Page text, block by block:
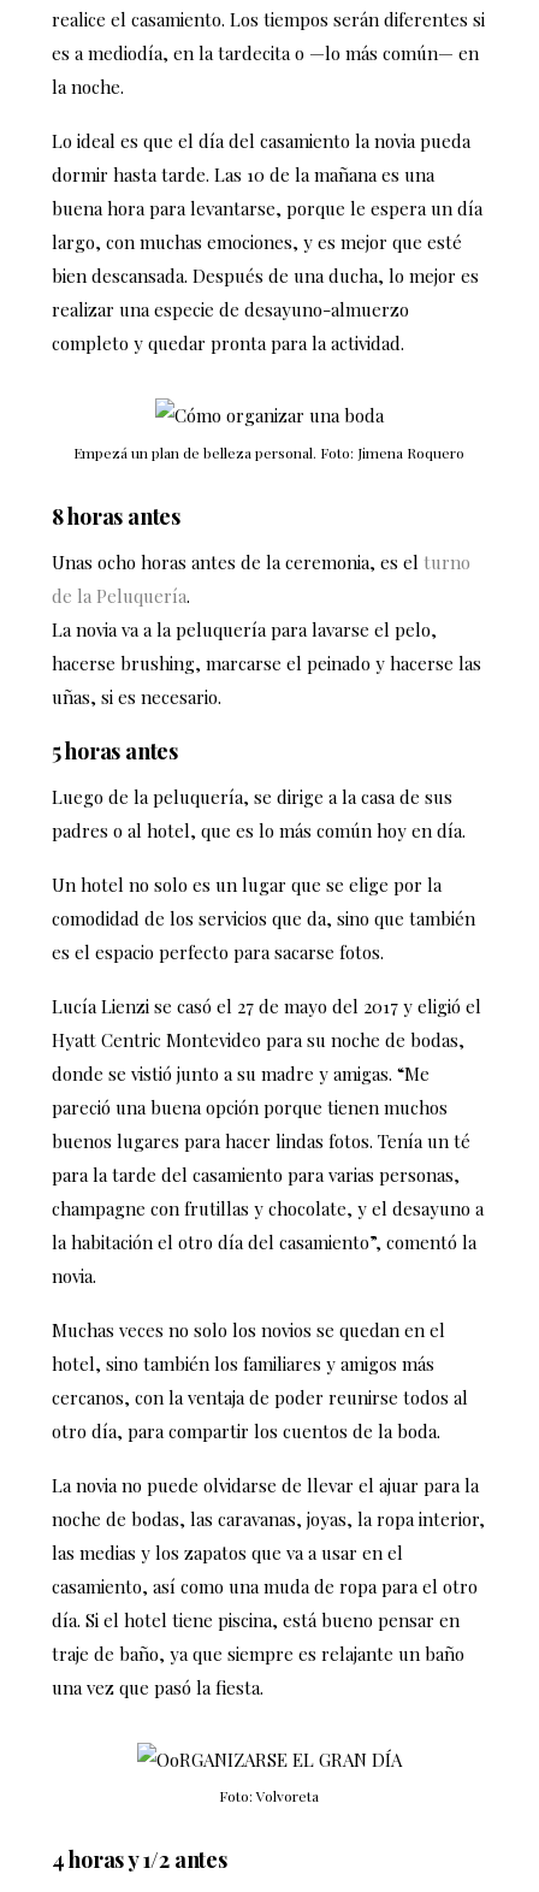
realice el casamiento. Los tiempos serán diferentes si
es a mediodía, en la tardecita o —lo más común— en
la noche.
Lo ideal es que el día del casamiento la novia pueda
dormir hasta tarde. Las 10 de la mañana es una
buena hora para levantarse, porque le espera un día
largo, con muchas emociones, y es mejor que esté
bien descansada. Después de una ducha, lo mejor es
realizar una especie de desayuno-almuerzo
completo y quedar pronta para la actividad.
Empezá un plan de belleza personal. Foto: Jimena Roquero
8 horas antes
Unas ocho horas antes de la ceremonia, es el turno
de la Peluquería.
La novia va a la peluquería para lavarse el pelo,
hacerse brushing, marcarse el peinado y hacerse las
uñas, si es necesario.
5 horas antes
Luego de la peluquería, se dirige a la casa de sus
padres o al hotel, que es lo más común hoy en día.
Un hotel no solo es un lugar que se elige por la
comodidad de los servicios que da, sino que también
es el espacio perfecto para sacarse fotos.
Lucía Lienzi se casó el 27 de mayo del 2017 y eligió el
Hyatt Centric Montevideo para su noche de bodas,
donde se vistió junto a su madre y amigas. “Me
pareció una buena opción porque tienen muchos
buenos lugares para hacer lindas fotos. Tenía un té
para la tarde del casamiento para varias personas,
champagne con frutillas y chocolate, y el desayuno a
la habitación el otro día del casamiento”, comentó la
novia.
Muchas veces no solo los novios se quedan en el
hotel, sino también los familiares y amigos más
cercanos, con la ventaja de poder reunirse todos al
otro día, para compartir los cuentos de la boda.
La novia no puede olvidarse de llevar el ajuar para la
noche de bodas, las caravanas, joyas, la ropa interior,
las medias y los zapatos que va a usar en el
casamiento, así como una muda de ropa para el otro
día. Si el hotel tiene piscina, está bueno pensar en
traje de baño, ya que siempre es relajante un baño
una vez que pasó la fiesta.
Foto: Volvoreta
4 horas y 1/2 antes